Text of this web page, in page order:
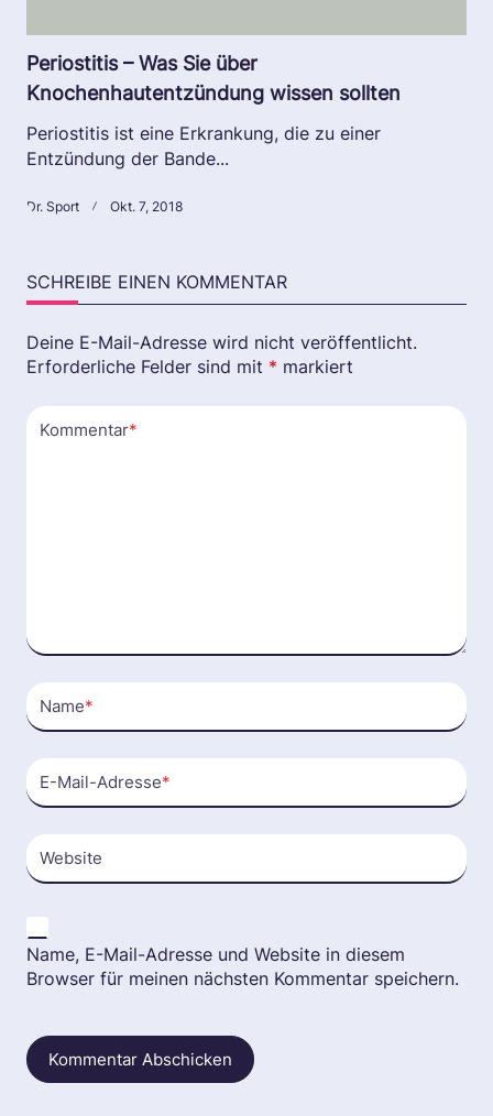
Periostitis – Was Sie über
Knochenhautentzündung wissen sollten
Periostitis ist eine Erkrankung, die zu einer
Entzündung der Bande...
Dr. Sport Okt. 7, 2018
SCHREIBE EINEN KOMMENTAR
Deine E-Mail-Adresse wird nicht veröffentlicht.
Erforderliche Felder sind mit * markiert
Kommentar*
Name*
E-Mail-Adresse*
Website
Name, E-Mail-Adresse und Website in diesem
Browser für meinen nächsten Kommentar speichern.